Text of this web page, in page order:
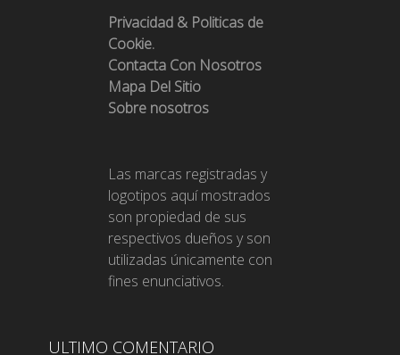
Privacidad & Politicas de
Cookie.
Contacta Con Nosotros
Mapa Del Sitio
Sobre nosotros
Las marcas registradas y
logotipos aquí mostrados
son propiedad de sus
respectivos dueños y son
utilizadas únicamente con
fines enunciativos.
ULTIMO COMENTARIO